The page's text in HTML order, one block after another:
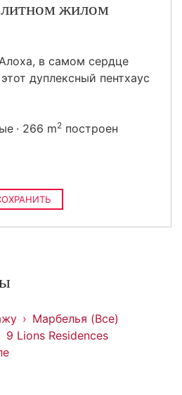
жилом
в самом сердце
дуплексный пентхаус
266 m2 построен
Марбелья (Все)
9 Lions Residences